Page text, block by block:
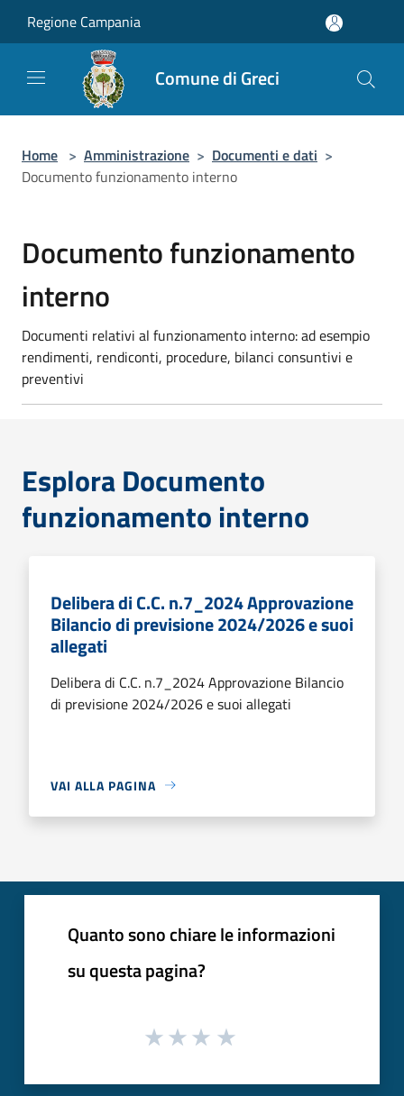
Regione Campania
Comune di Greci
Home > Amministrazione > Documenti e dati >
Documento funzionamento interno
Documento funzionamento
interno
Documenti relativi al funzionamento interno: ad esempio
rendimenti, rendiconti, procedure, bilanci consuntivi e
preventivi
Esplora Documento
funzionamento interno
Delibera di C.C. n.7_2024 Approvazione
Bilancio di previsione 2024/2026 e suoi
allegati
Delibera di C.C. n.7_2024 Approvazione Bilancio
di previsione 2024/2026 e suoi allegati
VAI ALLA PAGINA
Quanto sono chiare le informazioni
su questa pagina?